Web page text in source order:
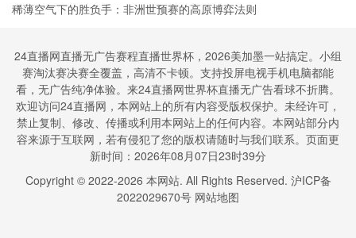
稀薄空气下的胜负手：非洲世预赛的高原博弈法则
24直播网直播无广告赛程直播世界杯，2026美加墨一站搞定。小组
赛淘汰赛决赛全覆盖，高清不卡顿。支持投屏电视手机电脑都能
看，无广告纯净体验。来24直播网世界杯直播无广告看球不折腾。
欢迎访问24直播网，本网站上的所有内容受版权保护。未经许可，
禁止复制、修改、传播或利用本网站上的任何内容。本网站部分内
容来源于互联网，若有侵犯了您的版权请随时与我们联系。页面更
新时间：2026年08月07日23时39分
Copyright © 2022-2026 本网站. All Rights Reserved. 沪ICP备
2022029670号 网站地图